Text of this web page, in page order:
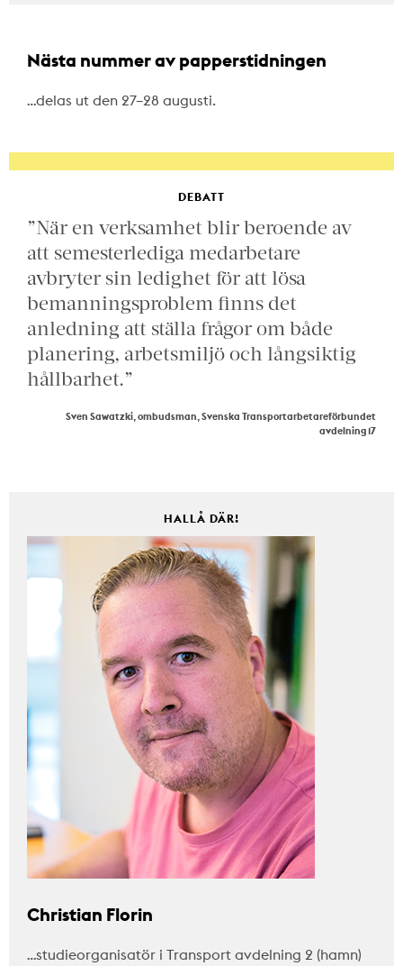
Nästa nummer av papperstidningen
…delas ut den 27–28 augusti.
DEBATT
”När en verksamhet blir beroende av
att semesterlediga medarbetare
avbryter sin ledighet för att lösa
bemanningsproblem finns det
anledning att ställa frågor om både
planering, arbetsmiljö och långsiktig
hållbarhet.”
Sven Sawatzki, ombudsman, Svenska Transportarbetareförbundet
avdelning 17
HALLÅ DÄR!
Christian Florin
…studieorganisatör i Transport avdelning 2 (hamn)